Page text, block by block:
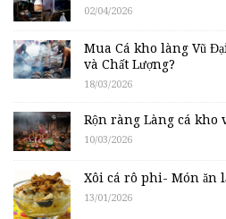
02/04/2026
Mua Cá kho làng Vũ
và Chất Lượng?
18/03/2026
Rộn ràng Làng cá kho
10/03/2026
Xôi cá rô phi- Món ăn
13/01/2026